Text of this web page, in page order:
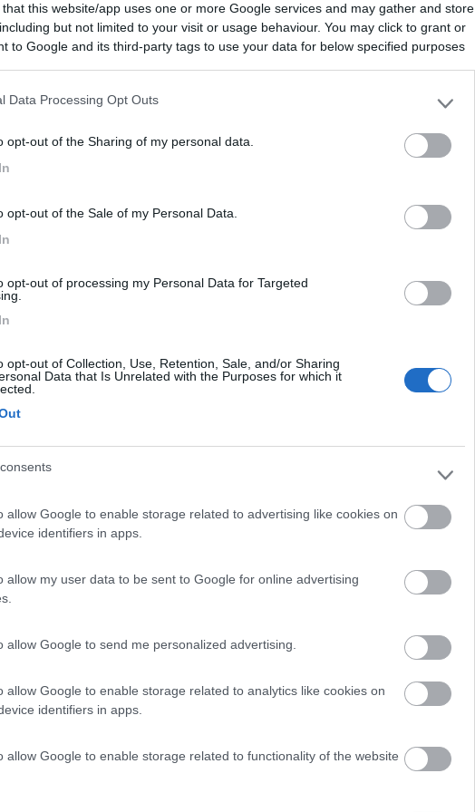
that this website/app uses one or more Google services and may gather and store
but not limited to your visit or usage behaviour. You may click to grant or
to Google and its third-party tags to use your data for below specified purposes
Data Processing Opt Outs
opt-out of the Sharing of my personal data.
opt-out of the Sale of my Personal Data.
opt-out of processing my Personal Data for Targeted
opt-out of Collection, Use, Retention, Sale, and/or Sharing
Data that Is Unrelated with the Purposes for which it
allow Google to enable storage related to advertising like cookies on
identifiers in apps.
allow my user data to be sent to Google for online advertising
allow Google to send me personalized advertising.
allow Google to enable storage related to analytics like cookies on
identifiers in apps.
allow Google to enable storage related to functionality of the website
25/03/2024 7:37
lago, con servizi igienici appena ristrutturati e bellissimi.
(a pagamento). Carico e scarico all'ingresso del
Tranquillo e vicinissimo al centro abitato ed ai
Posizione Pulizia Servizi
comodissimo per la sua posizione, sia per il lago
Piazzole di medie dimensioni solo con attacco elettrico.
una "svecchiata. Nel complesso buono.
e al centro con possibilità di giro delle Isole. Assolutamente
ed affidabile. Costo non eccessivo.